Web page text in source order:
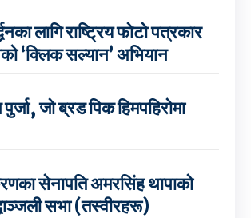
लागि राष्ट्रिय फोटो पत्रकार
‘क्लिक सल्यान’ अभियान
जो ब्रड पिक हिमपहिरोमा
सेनापति अमरसिंह थापाको
सभा (तस्वीरहरू)